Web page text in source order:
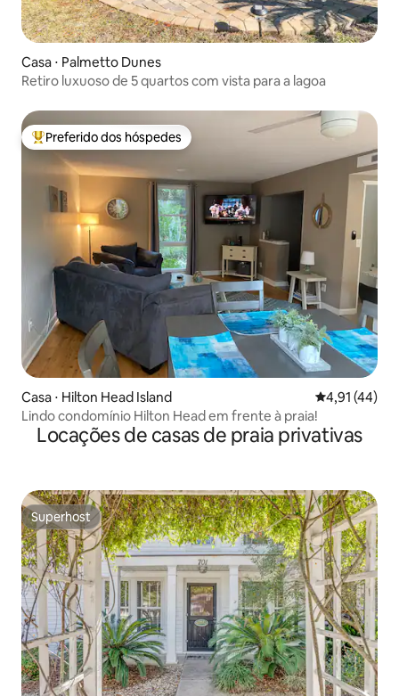
Casa ⋅ Palmetto Dunes
Retiro luxuoso de 5 quartos com vista para a lagoa
Entre os melhores preferidos dos hóspedes
Preferido dos hóspedes
Casa ⋅ Hilton Head Island 4,91 de uma
4,91 (44)
Lindo condomínio Hilton Head em frente à praia!
Locações de casas de praia privativas
Superhost
Superhost